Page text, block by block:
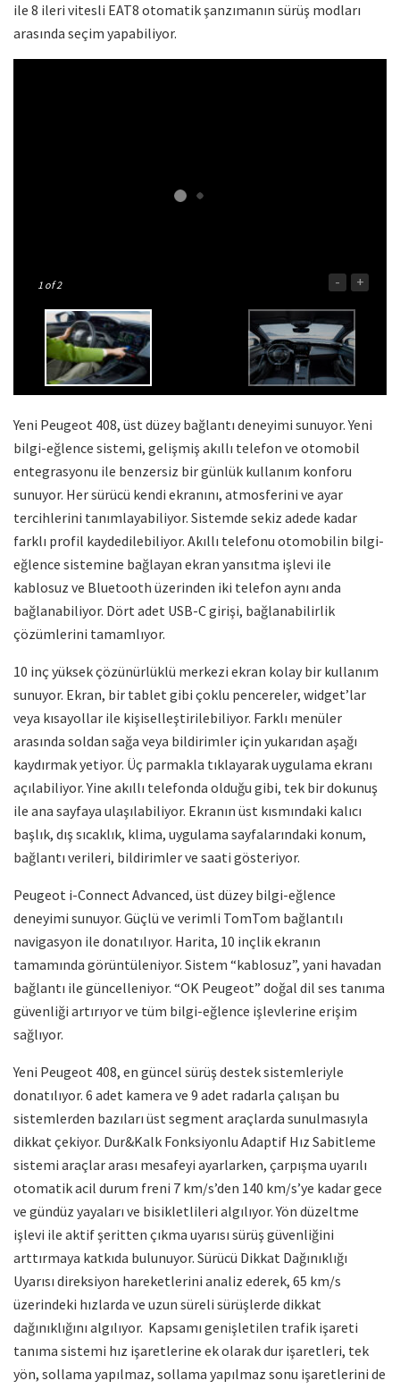
ile 8 ileri vitesli EAT8 otomatik şanzımanın sürüş modları
arasında seçim yapabiliyor.
1 of 2 - +
Yeni Peugeot 408, üst düzey bağlantı deneyimi sunuyor. Yeni
bilgi-eğlence sistemi, gelişmiş akıllı telefon ve otomobil
entegrasyonu ile benzersiz bir günlük kullanım konforu
sunuyor. Her sürücü kendi ekranını, atmosferini ve ayar
tercihlerini tanımlayabiliyor. Sistemde sekiz adede kadar
farklı profil kaydedilebiliyor. Akıllı telefonu otomobilin bilgi-
eğlence sistemine bağlayan ekran yansıtma işlevi ile
kablosuz ve Bluetooth üzerinden iki telefon aynı anda
bağlanabiliyor. Dört adet USB-C girişi, bağlanabilirlik
çözümlerini tamamlıyor.
10 inç yüksek çözünürlüklü merkezi ekran kolay bir kullanım
sunuyor. Ekran, bir tablet gibi çoklu pencereler, widget’lar
veya kısayollar ile kişiselleştirilebiliyor. Farklı menüler
arasında soldan sağa veya bildirimler için yukarıdan aşağı
kaydırmak yetiyor. Üç parmakla tıklayarak uygulama ekranı
açılabiliyor. Yine akıllı telefonda olduğu gibi, tek bir dokunuş
ile ana sayfaya ulaşılabiliyor. Ekranın üst kısmındaki kalıcı
başlık, dış sıcaklık, klima, uygulama sayfalarındaki konum,
bağlantı verileri, bildirimler ve saati gösteriyor.
Peugeot i-Connect Advanced, üst düzey bilgi-eğlence
deneyimi sunuyor. Güçlü ve verimli TomTom bağlantılı
navigasyon ile donatılıyor. Harita, 10 inçlik ekranın
tamamında görüntüleniyor. Sistem “kablosuz”, yani havadan
bağlantı ile güncelleniyor. “OK Peugeot” doğal dil ses tanıma
güvenliği artırıyor ve tüm bilgi-eğlence işlevlerine erişim
sağlıyor.
Yeni Peugeot 408, en güncel sürüş destek sistemleriyle
donatılıyor. 6 adet kamera ve 9 adet radarla çalışan bu
sistemlerden bazıları üst segment araçlarda sunulmasıyla
dikkat çekiyor. Dur&Kalk Fonksiyonlu Adaptif Hız Sabitleme
sistemi araçlar arası mesafeyi ayarlarken, çarpışma uyarılı
otomatik acil durum freni 7 km/s’den 140 km/s’ye kadar gece
ve gündüz yayaları ve bisikletlileri algılıyor. Yön düzeltme
işlevi ile aktif şeritten çıkma uyarısı sürüş güvenliğini
arttırmaya katkıda bulunuyor. Sürücü Dikkat Dağınıklığı
Uyarısı direksiyon hareketlerini analiz ederek, 65 km/s
üzerindeki hızlarda ve uzun süreli sürüşlerde dikkat
dağınıklığını algılıyor. Kapsamı genişletilen trafik işareti
tanıma sistemi hız işaretlerine ek olarak dur işaretleri, tek
yön, sollama yapılmaz, sollama yapılmaz sonu işaretlerini de